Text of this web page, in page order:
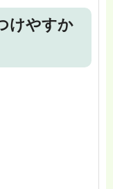
けやすか